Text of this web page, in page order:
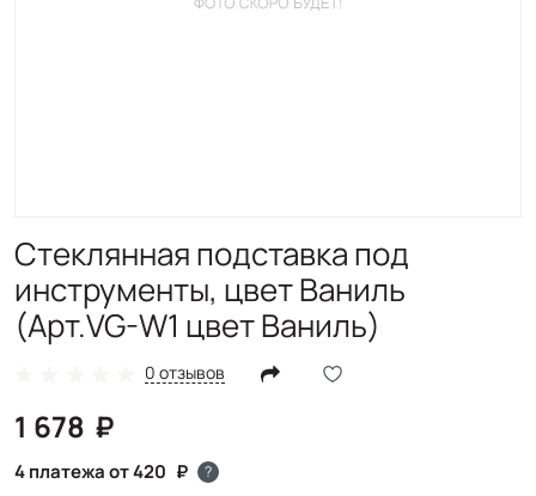
Стеклянная подставка под
инструменты, цвет Ваниль
(Арт.VG-W1 цвет Ваниль)
0 отзывов
1 678
4 платежа от 420 ?